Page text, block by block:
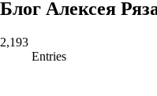
Блог Алексея
2,193
Entries